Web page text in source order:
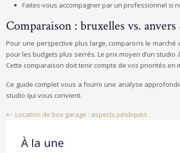
Faites-vous accompagner par un professionnel si
Comparaison : bruxelles vs. anvers
Pour une perspective plus large, comparons le
pour les budgets plus serrés. Le prix moyen d’un
Cette comparaison doit tenir compte de vos priorités en
Ce guide complet vous a fourni une analyse
studio qui vous convient.
Location de box garage : aspects juridiques
À la une